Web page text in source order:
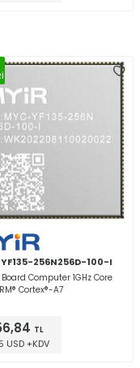
256N256D-100-I
Computer 1GHz Core
Cortex®-A7
TL
USD +KDV